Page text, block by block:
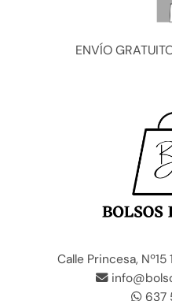
ENVÍO
Calle Princesa,
637